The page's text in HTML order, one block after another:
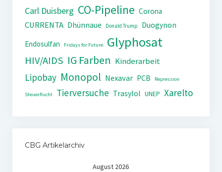
Carl Duisberg CO-Pipeline Corona
CURRENTA Dhünnaue Donald Trump
Duogynon
Endosulfan
Fridays for Future Glyphosat
HIV/AIDS IG Farben Kinderarbeit
Lipobay Monopol Nexavar PCB Repression
Steuerflucht Tierversuche Trasylol UNEP Xarelto
CBG Artikelarchiv
August 2026